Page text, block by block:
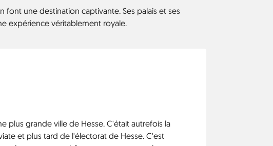
une destination captivante. Ses palais et ses
expérience véritablement royale.
plus grande ville de Hesse. C'était autrefois la
et plus tard de l'électorat de Hesse. C'est